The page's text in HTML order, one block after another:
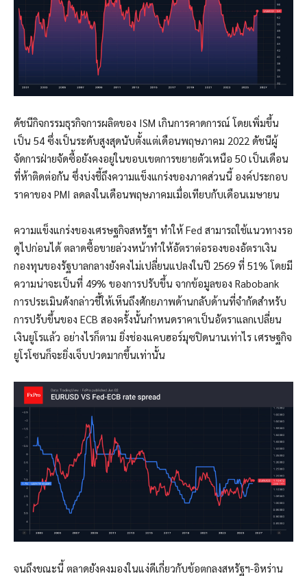
ดัชนีกิจกรรมธุรกิจการผลิตของ ISM เกินการคาดการณ์ โดยเพิ่มขึ้น
เป็น 54 ซึ่งเป็นระดับสูงสุดนับตั้งแต่เดือนพฤษภาคม 2022 ดัชนีผู้
จัดการฝ่ายจัดซื้อยังคงอยู่ในขอบเขตการขยายตัวเหนือ 50 เป็นเดือน
ที่ห้าติดต่อกัน ซึ่งบ่งชี้ถึงความแข็งแกร่งของภาคส่วนนี้ องค์ประกอบ
ราคาของ PMI ลดลงในเดือนพฤษภาคมเมื่อเทียบกับเดือนเมษายน
ความแข็งแกร่งของเศรษฐกิจสหรัฐฯ ทำให้ Fed สามารถใช้แนวทางรอ
ดูไปก่อนได้ ตลาดซื้อขายล่วงหน้าทำให้อัตราต่อรองของอัตราเงิน
กองทุนของรัฐบาลกลางยังคงไม่เปลี่ยนแปลงในปี 2569 ที่ 51% โดยมี
ความน่าจะเป็นที่ 49% ของการปรับขึ้น จากข้อมูลของ Rabobank
การประเมินดังกล่าวชี้ให้เห็นถึงศักยภาพด้านกลับด้านที่จำกัดสำหรับ
การปรับขึ้นของ ECB สองครั้งนั้นกำหนดราคาเป็นอัตราแลกเปลี่ยน
เงินยูโรแล้ว อย่างไรก็ตาม ยิ่งช่องแคบฮอร์มุซปิดนานเท่าไร เศรษฐกิจ
ยูโรโซนก็จะยิ่งเจ็บปวดมากขึ้นเท่านั้น
จนถึงขณะนี้ ตลาดยังคงมองในแง่ดีเกี่ยวกับข้อตกลงสหรัฐฯ-อิหร่าน